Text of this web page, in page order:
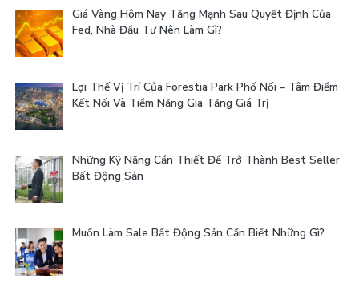
Giá Vàng Hôm Nay Tăng Mạnh Sau Quyết Định Của
Fed, Nhà Đầu Tư Nên Làm Gì?
Lợi Thế Vị Trí Của Forestia Park Phố Nối – Tâm Điểm
Kết Nối Và Tiềm Năng Gia Tăng Giá Trị
Những Kỹ Năng Cần Thiết Để Trở Thành Best Seller
Bất Động Sản
Muốn Làm Sale Bất Động Sản Cần Biết Những Gì?